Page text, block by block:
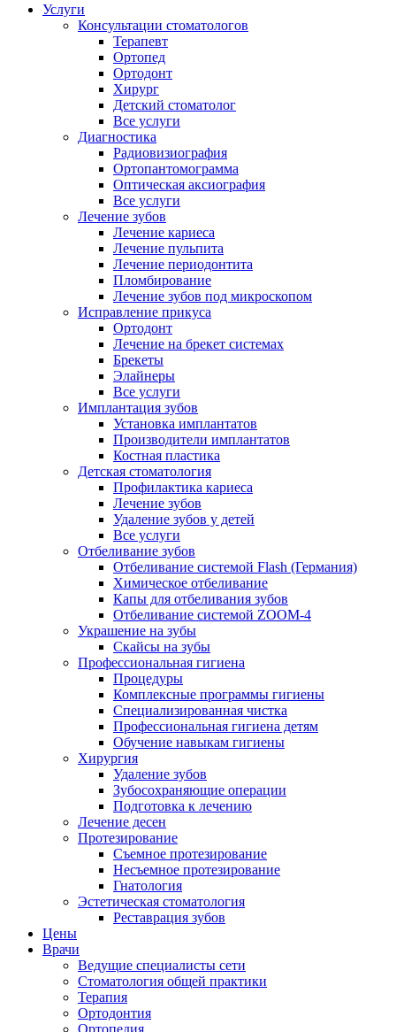
Услуги
Консультации стоматологов
Терапевт
Ортопед
Ортодонт
Хирург
Детский стоматолог
Все услуги
Диагностика
Радиовизиография
Ортопантомограмма
Оптическая аксиография
Все услуги
Лечение зубов
Лечение кариеса
Лечение пульпита
Лечение периодонтита
Пломбирование
Лечение зубов под микроскопом
Исправление прикуса
Ортодонт
Лечение на брекет системах
Брекеты
Элайнеры
Все услуги
Имплантация зубов
Установка имплантатов
Производители имплантатов
Костная пластика
Детская стоматология
Профилактика кариеса
Лечение зубов
Удаление зубов у детей
Все услуги
Отбеливание зубов
Отбеливание системой Flash (Германия)
Химическое отбеливание
Капы для отбеливания зубов
Отбеливание системой ZOOM-4
Украшение на зубы
Скайсы на зубы
Профессиональная гигиена
Процедуры
Комплексные программы гигиены
Специализированная чистка
Профессиональная гигиена детям
Обучение навыкам гигиены
Хирургия
Удаление зубов
Зубосохраняющие операции
Подготовка к лечению
Лечение десен
Протезирование
Съемное протезирование
Несъемное протезирование
Гнатология
Эстетическая стоматология
Реставрация зубов
Цены
Врачи
Ведущие специалисты сети
Стоматология общей практики
Терапия
Ортодонтия
Ортопедия